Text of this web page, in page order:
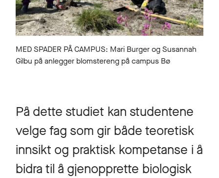
MED SPADER PÅ CAMPUS: Mari Burger og Susannah
Gilbu på anlegger blomstereng på campus Bø
På dette studiet kan studentene
velge fag som gir både teoretisk
innsikt og praktisk kompetanse i å
bidra til å gjenopprette biologisk